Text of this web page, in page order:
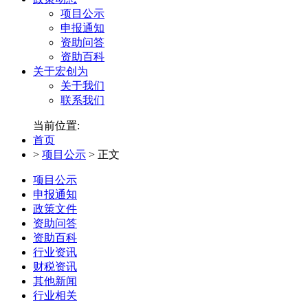
项目公示
申报通知
资助问答
资助百科
关于宏创为
关于我们
联系我们
当前位置:
首页
> 项目公示 > 正文
项目公示
申报通知
政策文件
资助问答
资助百科
行业资讯
财税资讯
其他新闻
行业相关